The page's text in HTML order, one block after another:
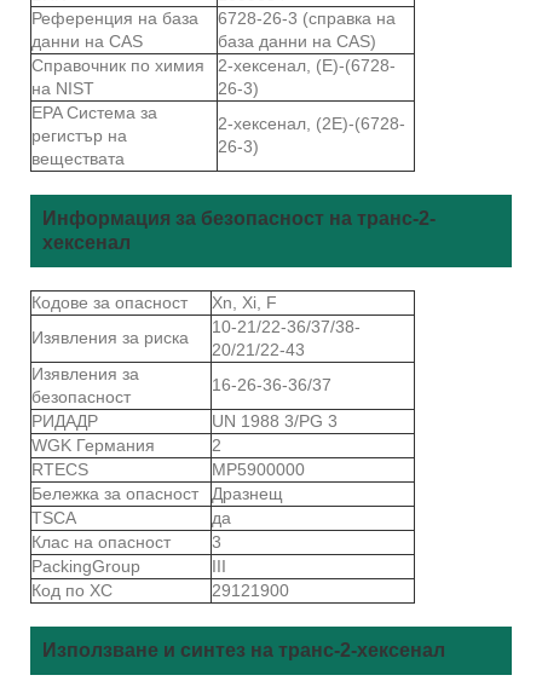
Референция на база
данни на CAS
6728-26-3 (справка на
база данни на CAS)
Справочник по химия
на NIST
2-хексенал, (E)-(6728-
26-3)
EPA Система за
регистър на
веществата
2-хексенал, (2E)-(6728-
26-3)
Информация за безопасност на транс-2-
хексенал
Кодове за опасност
Xn, Xi, F
Изявления за риска
10-21/22-36/37/38-
20/21/22-43
Изявления за
безопасност
16-26-36-36/37
РИДАДР
UN 1988 3/PG 3
WGK Германия
2
RTECS
MP5900000
Бележка за опасност
Дразнещ
TSCA
да
Клас на опасност
3
PackingGroup
III
Код по ХС
29121900
Използване и синтез на транс-2-хексенал